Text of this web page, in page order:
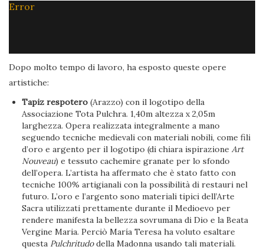
Error
Dopo molto tempo di lavoro, ha esposto queste opere
artistiche:
Tapiz respotero (Arazzo) con il logotipo della
Associazione Tota Pulchra. 1,40m altezza x 2,05m
larghezza. Opera realizzata integralmente a mano
seguendo tecniche medievali con materiali nobili, come fili
d’oro e argento per il logotipo (di chiara ispirazioneArt
Nouveau) e tessuto cachemire granate per lo sfondo
dell’opera. L’artista ha affermato che è stato fatto con
tecniche 100% artigianali con la possibilità di restauri nel
futuro. L’oro e l’argento sono materiali tipici dell’Arte
Sacra utilizzati prettamente durante il Medioevo per
rendere manifesta la bellezza sovrumana di Dio e la Beata
Vergine Maria. Perciò María Teresa ha voluto esaltare
questa Pulchritudodella Madonna usando tali materiali.